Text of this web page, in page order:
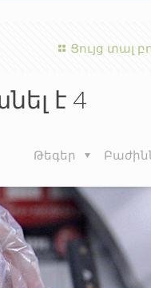
Ցույց տալ
է 4
Թեգեր